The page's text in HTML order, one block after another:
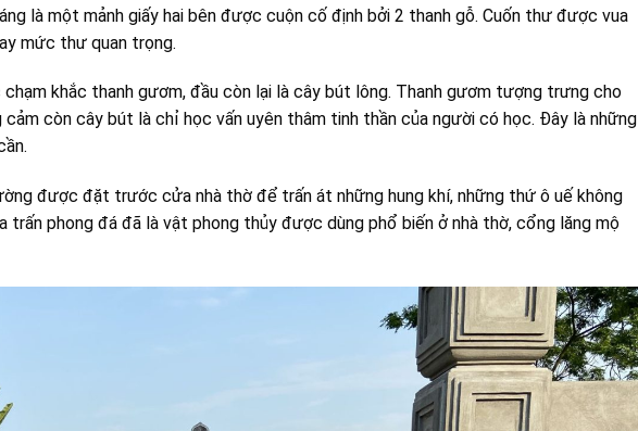
là một mảnh giấy hai bên được cuộn cố định bởi 2 thanh gỗ. Cuốn thư được vua
mức thư quan trọng.
khắc thanh gươm, đầu còn lại là cây bút lông. Thanh gươm tượng trưng cho
cảm còn cây bút là chỉ học vấn uyên thâm tinh thần của người có học. Đây là những
được đặt trước cửa nhà thờ để trấn át những hung khí, những thứ ô uế không
trấn phong đá đã là vật phong thủy được dùng phổ biến ở nhà thờ, cổng lăng mộ